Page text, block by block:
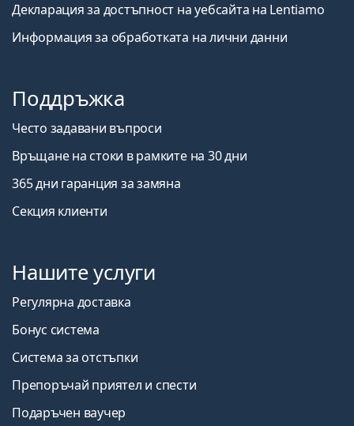
Декларация за достъпност на уебсайта на Lentiamo
Информация за обработката на лични данни
Поддръжка
Често задавани въпроси
Връщане на стоки в рамките на 30 дни
365 дни гаранция за замяна
Секция клиенти
Нашите услуги
Регулярна доставка
Бонус система
Система за отстъпки
Препоръчай приятел и спести
Подаръчен ваучер